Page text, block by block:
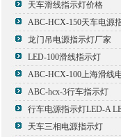
天车滑线指示灯价格
ABC-HCX-150天车电源
龙门吊电源指示灯厂家
LED-100滑线指示灯
ABC-hcx-3行车指示灯
天车三相电源指示灯